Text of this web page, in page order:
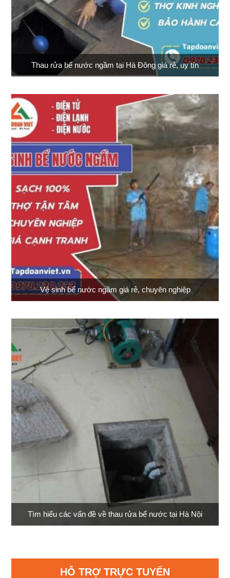
Thau rửa bể nước ngầm tại Hà Đông giá rẻ, uy tín
Vệ sinh bể nước ngầm giá rẻ, chuyên nghiệp
Tìm hiểu các vấn đề về thau rửa bể nước tại Hà Nội
HỖ TRỢ TRỰC TUYẾN